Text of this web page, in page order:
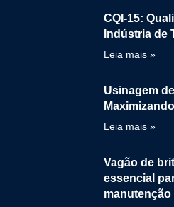
CQI-15:
Indústria de
Leia mais »
Usinagem
Leia mais »
Vagão de
essencial